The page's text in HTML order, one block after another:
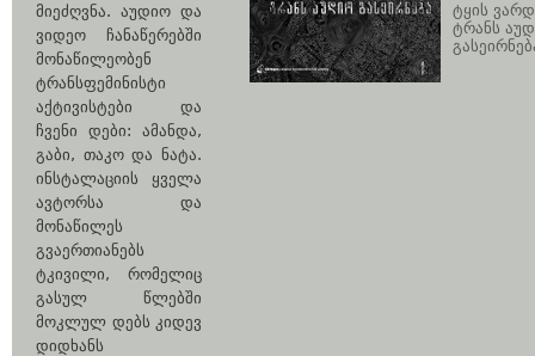
მიეძღვნა. აუდიო და
ვიდეო ჩანაწერებში
მონაწილეობენ
ტრანსფემინისტი
აქტივისტები და
ჩვენი დები: ამანდა,
გაბი, თაკო და ნატა.
ინსტალაციის ყველა
ავტორსა და
მონაწილეს
გვაერთიანებს
ტკივილი, რომელიც
გასულ წლებში
მოკლულ დებს კიდევ
დიდხანს
ტყის
ტრანს